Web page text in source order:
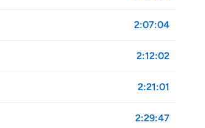
2:07:04
2:12:02
2:21:01
2:29:47